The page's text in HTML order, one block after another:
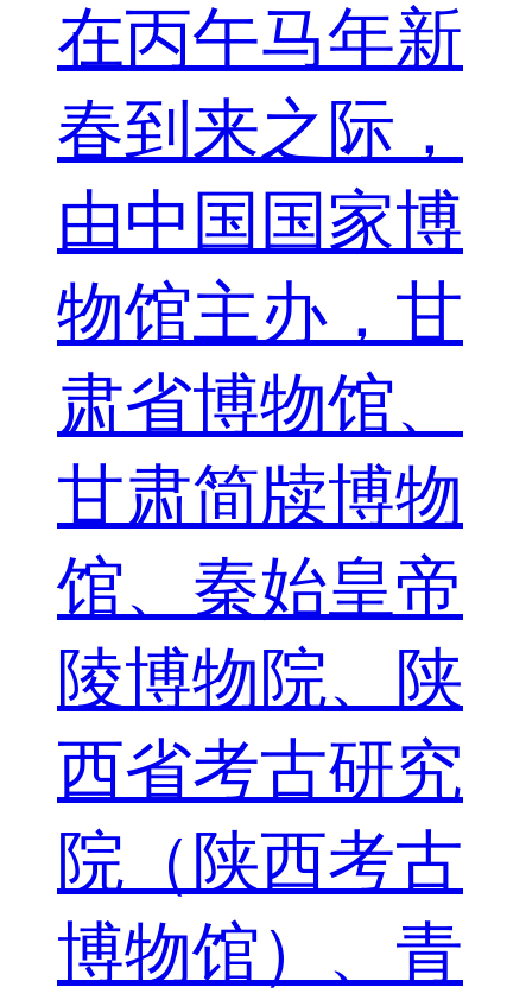
在丙午马年新
春到来之际，
由中国国家博
物馆主办，甘
肃省博物馆、
甘肃简牍博物
馆、秦始皇帝
陵博物院、陕
西省考古研究
院（陕西考古
博物馆）、青